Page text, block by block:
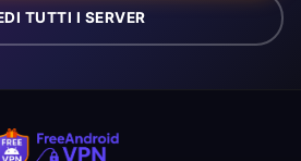
TUTTI I SERVER